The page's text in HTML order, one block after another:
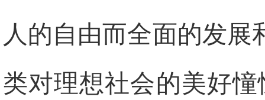
人的自由而全面的发展
类对理想社会的美好